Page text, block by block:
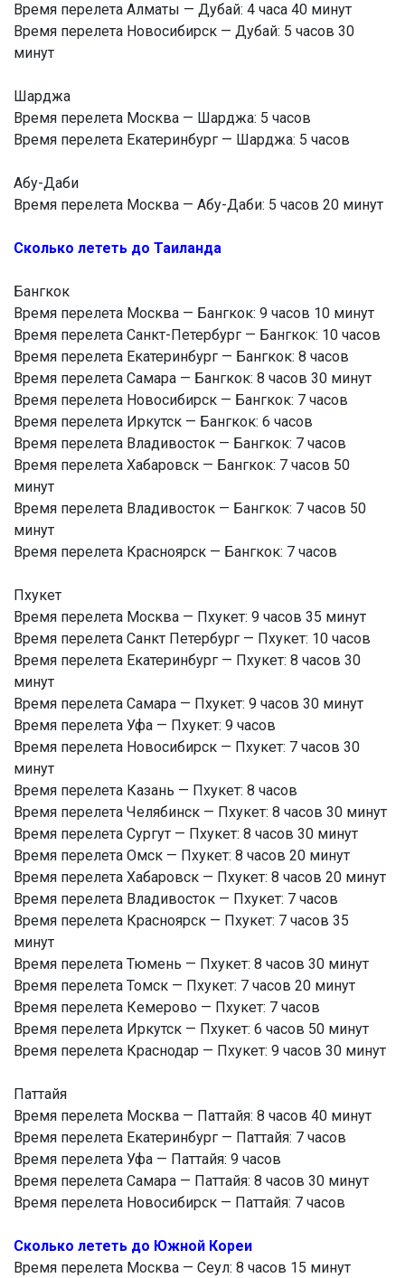
Время перелета Алматы — Дубай: 4 часа 40 минут
Время перелета Новосибирск — Дубай: 5 часов 30
минут
Шарджа
Время перелета Москва — Шарджа: 5 часов
Время перелета Екатеринбург — Шарджа: 5 часов
Абу-Даби
Время перелета Москва — Абу-Даби: 5 часов 20 минут
Сколько лететь до Таиланда
Бангкок
Время перелета Москва — Бангкок: 9 часов 10 минут
Время перелета Санкт-Петербург — Бангкок: 10 часов
Время перелета Екатеринбург — Бангкок: 8 часов
Время перелета Самара — Бангкок: 8 часов 30 минут
Время перелета Новосибирск — Бангкок: 7 часов
Время перелета Иркутск — Бангкок: 6 часов
Время перелета Владивосток — Бангкок: 7 часов
Время перелета Хабаровск — Бангкок: 7 часов 50
минут
Время перелета Владивосток — Бангкок: 7 часов 50
минут
Время перелета Красноярск — Бангкок: 7 часов
Пхукет
Время перелета Москва — Пхукет: 9 часов 35 минут
Время перелета Санкт Петербург — Пхукет: 10 часов
Время перелета Екатеринбург — Пхукет: 8 часов 30
минут
Время перелета Самара — Пхукет: 9 часов 30 минут
Время перелета Уфа — Пхукет: 9 часов
Время перелета Новосибирск — Пхукет: 7 часов 30
минут
Время перелета Казань — Пхукет: 8 часов
Время перелета Челябинск — Пхукет: 8 часов 30 минут
Время перелета Сургут — Пхукет: 8 часов 30 минут
Время перелета Омск — Пхукет: 8 часов 20 минут
Время перелета Хабаровск — Пхукет: 8 часов 20 минут
Время перелета Владивосток — Пхукет: 7 часов
Время перелета Красноярск — Пхукет: 7 часов 35
минут
Время перелета Тюмень — Пхукет: 8 часов 30 минут
Время перелета Томск — Пхукет: 7 часов 20 минут
Время перелета Кемерово — Пхукет: 7 часов
Время перелета Иркутск — Пхукет: 6 часов 50 минут
Время перелета Краснодар — Пхукет: 9 часов 30 минут
Паттайя
Время перелета Москва — Паттайя: 8 часов 40 минут
Время перелета Екатеринбург — Паттайя: 7 часов
Время перелета Уфа — Паттайя: 9 часов
Время перелета Самара — Паттайя: 8 часов 30 минут
Время перелета Новосибирск — Паттайя: 7 часов
Сколько лететь до Южной Кореи
Время перелета Москва — Сеул: 8 часов 15 минут